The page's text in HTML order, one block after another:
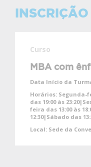
Curso
MBA com
Data Início da
Horários: Segunda-
das 19:00 às
feira das 13:00 às
12:30|Sábado das
Local: Sede da